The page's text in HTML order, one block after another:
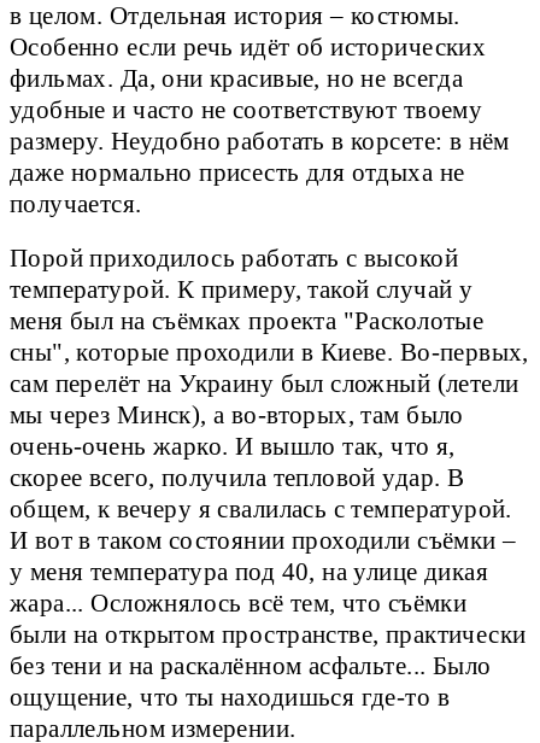
в целом. Отдельная история – костюмы.
Особенно если речь идёт об исторических
фильмах. Да, они красивые, но не всегда
удобные и часто не соответствуют твоему
размеру. Неудобно работать в корсете: в нём
даже нормально присесть для отдыха не
получается.
Порой приходилось работать с высокой
температурой. К примеру, такой случай у
меня был на съёмках проекта "Расколотые
сны", которые проходили в Киеве. Во-первых,
сам перелёт на Украину был сложный (летели
мы через Минск), а во-вторых, там было
очень-очень жарко. И вышло так, что я,
скорее всего, получила тепловой удар. В
общем, к вечеру я свалилась с температурой.
И вот в таком состоянии проходили съёмки –
у меня температура под 40, на улице дикая
жара... Осложнялось всё тем, что съёмки
были на открытом пространстве, практически
без тени и на раскалённом асфальте... Было
ощущение, что ты находишься где-то в
параллельном измерении.